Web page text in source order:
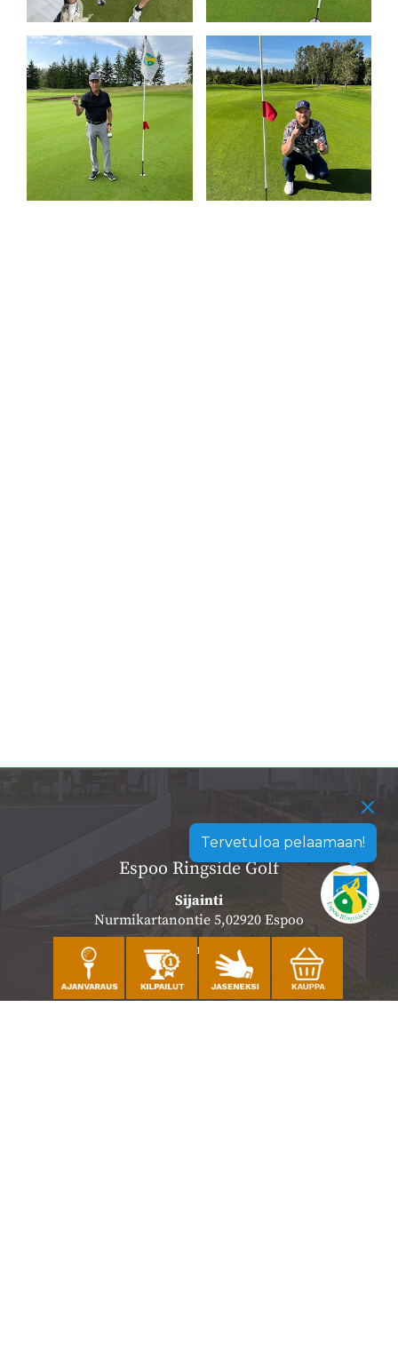
Tervetuloa pelaamaan!
Espoo Ringside Golf
Sijainti
Nurmikartanontie 5,02920 Espoo
Katso sijainti kartalla